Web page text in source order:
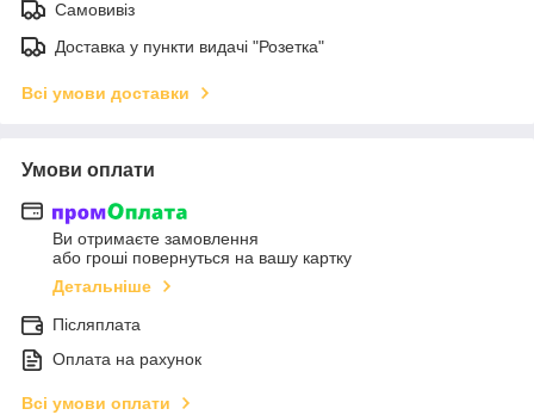
Самовивіз
Доставка у пункти видачі "Розетка"
Всі умови доставки
Умови оплати
Ви отримаєте замовлення
або гроші повернуться на вашу картку
Детальніше
Післяплата
Оплата на рахунок
Всі умови оплати